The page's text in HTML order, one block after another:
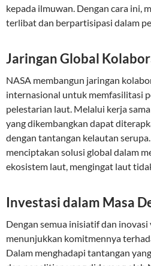
kepada ilmuwan. Dengan cara ini,
terlibat dan berpartisipasi dalam
Jaringan Global
NASA membangun jaringan
internasional untuk memfasilitasi
pelestarian laut. Melalui kerja
yang dikembangkan dapat
dengan tantangan kelautan
menciptakan solusi global dalam
ekosistem laut, mengingat laut
Investasi dalam Masa
Dengan semua inisiatif dan
menunjukkan komitmennya
Dalam menghadapi tantangan